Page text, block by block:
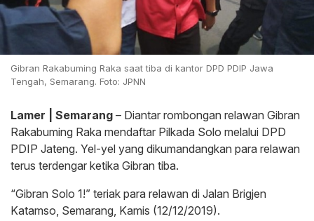
Gibran Rakabuming Raka saat tiba di kantor DPD PDIP Jawa
Tengah, Semarang. Foto: JPNN
Lamer | Semarang – Diantar rombongan relawan Gibran
Rakabuming Raka mendaftar Pilkada Solo melalui DPD
PDIP Jateng. Yel-yel yang dikumandangkan para relawan
terus terdengar ketika Gibran tiba.
“Gibran Solo 1!” teriak para relawan di Jalan Brigjen
Katamso, Semarang, Kamis (12/12/2019).